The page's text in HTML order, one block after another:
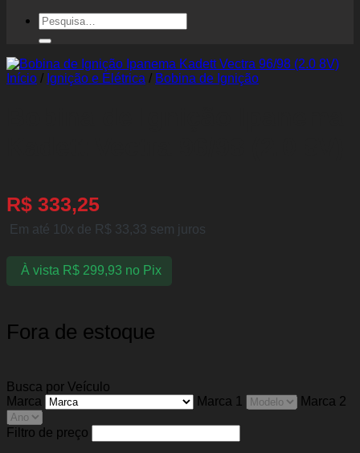
Pesquisar
por:
Início / Ignição e Elétrica / Bobina de Ignição
R$ 333,25
Em até 10x de R$ 33,33 sem juros
À vista R$299,93 no Pix
Fora de estoque
Busca por Veículo
Marca
Marca 1 Marca 2
Filtro de preço